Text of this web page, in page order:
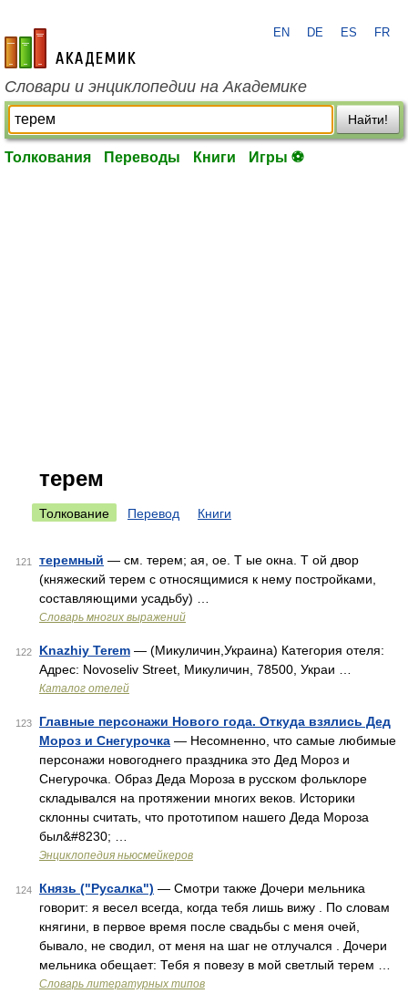
academic.ru
EN DE ES FR
Словари и энциклопедии на Академике
Найти!
Толкования Переводы Книги Игры ⚽
терем
Толкование Перевод Книги
121 теремный — см. терем; ая, ое. Т ые окна. Т ой двор
(княжеский терем с относящимися к нему постройками,
составляющими усадьбу) …
Словарь многих выражений
122 Knazhiy Terem — (Микуличин,Украина) Категория отеля:
Адрес: Novoseliv Street, Микуличин, 78500, Украи …
Каталог отелей
123
Главные персонажи Нового года. Откуда взялись Дед
Мороз и Снегурочка — Несомненно, что самые любимые
персонажи новогоднего праздника это Дед Мороз и
Снегурочка. Образ Деда Мороза в русском фольклоре
складывался на протяжении многих веков. Историки
склонны считать, что прототипом нашего Деда Мороза
был&#8230; …
Энциклопедия ньюсмейкеров
124 Князь ("Русалка") — Смотри также Дочери мельника
говорит: я весел всегда, когда тебя лишь вижу . По словам
княгини, в первое время после свадьбы с меня очей,
бывало, не сводил, от меня на шаг не отлучался . Дочери
мельника обещает: Тебя я повезу в мой светлый терем …
Словарь литературных типов